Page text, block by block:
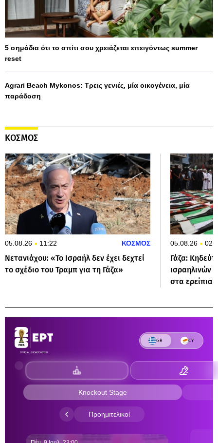
5 σημάδια ότι το σπίτι σου χρειάζεται επειγόντως summer
reset
Agrari Beach Mykonos: Τρεις γενιές, μία οικογένεια, μία
παράδοση
ΚΟΣΜΟΣ
05.08.26 11:22 ΚΟΣΜΟΣ
Νετανιάχου: «Το Ισραήλ δεν έχει δεχτεί
το σχέδιο του Τραμπ για τη Γάζα»
05.08.26
Γάζα:
ισραηλινών
στα ερείπια